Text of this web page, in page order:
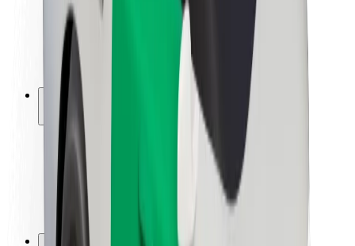
Bezpečnost řidičů
Bezpečnost na koloběžce
Laboratoř bezpečnosti
Města
Lokality
Řešení pro města
Letiště
Nabíjecí stanice Bolt